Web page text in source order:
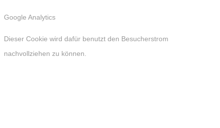
Google Analytics
Dieser Cookie wird dafür benutzt den Besucherstrom
nachvollziehen zu können.